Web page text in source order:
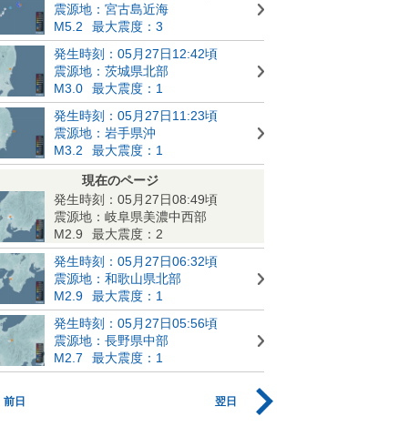
震源地：宮古島近海
M5.2
最大震度：3
発生時刻：05月27日12:42頃
震源地：茨城県北部
M3.0
最大震度：1
発生時刻：05月27日11:23頃
震源地：岩手県沖
M3.2
最大震度：1
現在のページ
発生時刻：05月27日08:49頃
震源地：岐阜県美濃中西部
M2.9
最大震度：2
発生時刻：05月27日06:32頃
震源地：和歌山県北部
M2.9
最大震度：1
発生時刻：05月27日05:56頃
震源地：長野県中部
M2.7
最大震度：1
前日 翌日